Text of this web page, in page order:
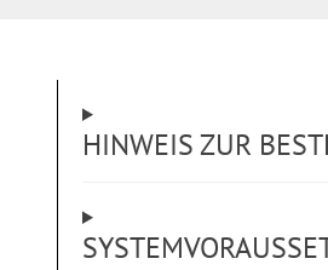
HINWEIS ZUR